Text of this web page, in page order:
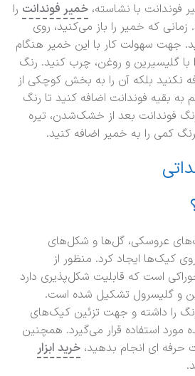
فوندانت با نشاسته، خمیر فوندانت را
که خمیر را باز می‌کنید، روی
جهت سهولت کار با این خمیر هنگام
با گلیسیرین و روغن، چرب کنید. رنگ
نکنید بلکه آن را به بخش کوچکی از
به بقیه فوندانت اضافه کنید تا رنگ
فوندانت بعد از خشک‌شدن، تیره
کمی را به خمیر اضافه کنید.
عروسکی، گل‌ها و شکل‌های
کیک‌ها ایجاد کرد. منظور از
است که قابلیت شکل‌پذیری دارد
و گلیسرول تشکیل شده است.
را داشته و جهت تزئین کیک‌های
استفاده قرار می‌گیرد. همچنین
حرفه ای انجام بدهید، خرید ابزار